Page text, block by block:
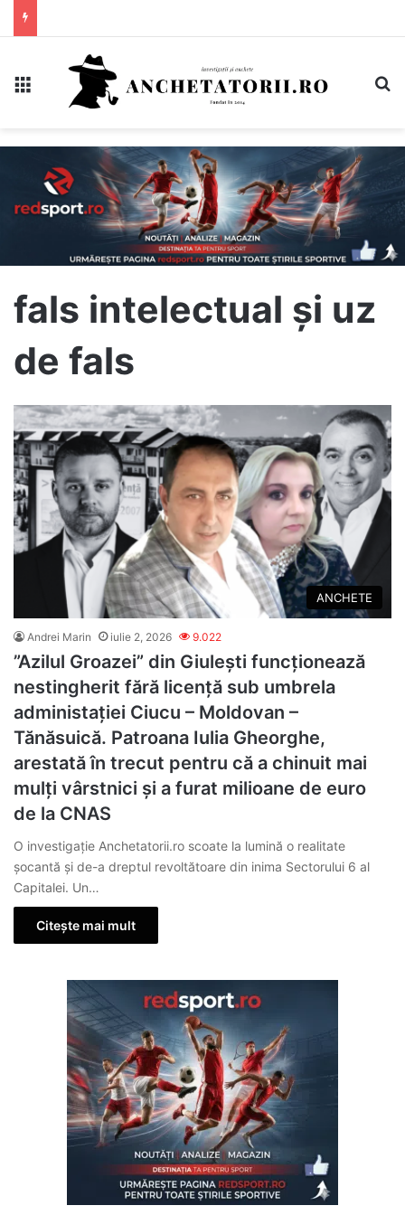
fals intelectual și uz
de fals
ANCHETE
Andrei Marin iulie 2, 2026 9.022
”Azilul Groazei” din Giulești funcționează
nestingherit fără licență sub umbrela
administației Ciucu – Moldovan –
Tănăsuică. Patroana Iulia Gheorghe,
arestată în trecut pentru că a chinuit mai
mulți vârstnici și a furat milioane de euro
de la CNAS
O investigație Anchetatorii.ro scoate la lumină o realitate
șocantă și de-a dreptul revoltătoare din inima Sectorului 6 al
Capitalei. Un…
Citește mai mult